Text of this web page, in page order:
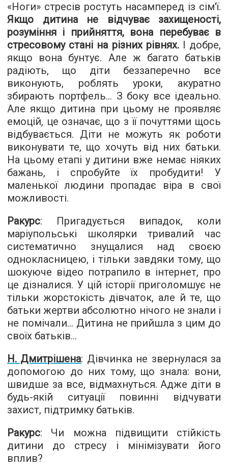
«Ноги» стресів ростуть насамперед із сім'ї.
Якщо дитина не відчуває захищеності,
розуміння і прийняття, вона перебуває в
стресовому стані на різних рівнях.І добре,
якщо вона бунтує. Але ж багато батьків
радіють, що діти беззаперечно все
виконують, роблять уроки, акуратно
збирають портфель... З боку все ідеально.
Але якщо дитина при цьому не проявляє
емоцій, це означає, що з її почуттями щось
відбувається. Діти не можуть як роботи
виконувати те, що хочуть від них батьки.
На цьому етапі у дитини вже немає ніяких
бажань, і спробуйте їх пробудити! У
маленької людини пропадає віра в свої
можливості.
Ракурс: Пригадується випадок, коли
маріупольські школярки тривалий час
систематично знущалися над своєю
однокласницею, і тільки завдяки тому, що
шокуюче відео потрапило в інтернет, про
це дізналися. У цій історії приголомшує не
тільки жорстокість дівчаток, але й те, що
батьки жертви абсолютно нічого не знали і
не помічали... Дитина не прийшла з цим до
своїх батьків...
Н. Дмитрішена: Дівчинка не звернулася за
допомогою до них тому, що знала: вони,
швидше за все, відмахнуться. Адже діти в
будь-якій ситуації повинні відчувати
захист, підтримку батьків.
Ракурс: Чи можна підвищити стійкість
дитини до стресу і мінімізувати його
вплив?